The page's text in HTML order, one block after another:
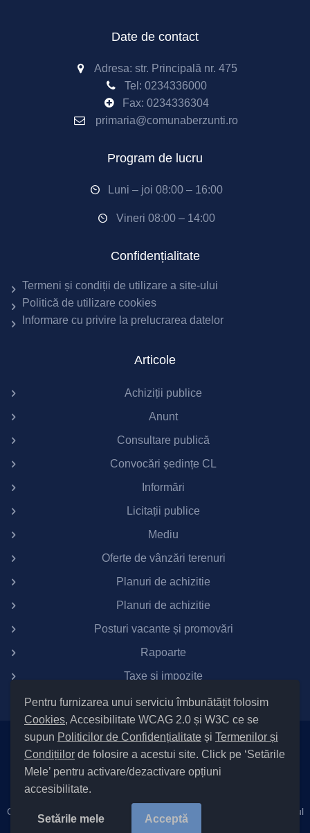
Pentru furnizarea unui serviciu îmbunătățit folosim
Cookies, Accesibilitate WCAG 2.0 și W3C ce se
supun Politicilor de Confidențialitate și Termenilor și
Condițiilor de folosire a acestui site. Click pe ‘Setările
Mele’ pentru activare/dezactivare opțiuni
accesibilitate.
Setările mele Acceptă
Date de contact
Adresa: str. Principală nr. 475
Tel: 0234336000
Fax: 0234336304
primaria@comunaberzunti.ro
Program de lucru
Luni – joi 08:00 – 16:00
Vineri 08:00 – 14:00
Confidențialitate
Termeni și condiții de utilizare a site-ului
Politică de utilizare cookies
Informare cu privire la prelucrarea datelor
Articole
Achiziții publice
Anunt
Consultare publică
Convocări ședințe CL
Informări
Licitații publice
Mediu
Oferte de vânzări terenuri
Planuri de achizitie
Planuri de achizitie
Posturi vacante și promovări
Rapoarte
Taxe si impozite
Setări Cookies și Accesibilitate
Informare cu privire la prelucrarea datelor|Politică de utilizare
| Termeni și condiții de utilizare a site-ului
Cod Județ 4 / Județul Bacău / Tipul UAT – 14 – C – Comună / Codul
SIRUTA al Unitații Administrativ-Teritoriale 21418 / Berzunți |